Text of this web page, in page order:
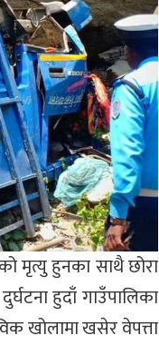
मृत्यु हुनका साथै छोरा
हुदाँ गाउँपालिका
खोलामा खसेर वेपत्ता